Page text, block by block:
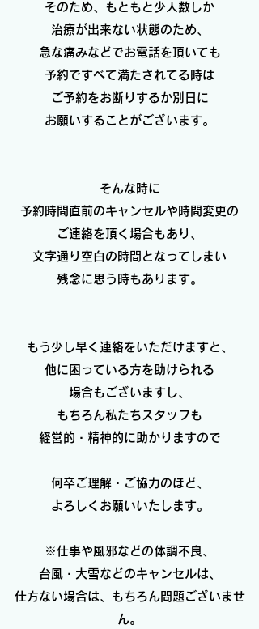
そのため、もともと少人数しか
治療が出来ない状態のため、
急な痛みなどでお電話を頂いても
予約ですべて満たされてる時は
ご予約をお断りするか別日に
お願いすることがございます。
そんな時に
予約時間直前のキャンセルや時間変更の
ご連絡を頂く場合もあり、
文字通り空白の時間となってしまい
残念に思う時もあります。
もう少し早く連絡をいただけますと、
他に困っている方を助けられる
場合もございますし、
もちろん私たちスタッフも
経営的・精神的に助かりますので
何卒ご理解・ご協力のほど、
よろしくお願いいたします。
※仕事や風邪などの体調不良、
台風・大雪などのキャンセルは、
仕方ない場合は、もちろん問題ございませ
ん。